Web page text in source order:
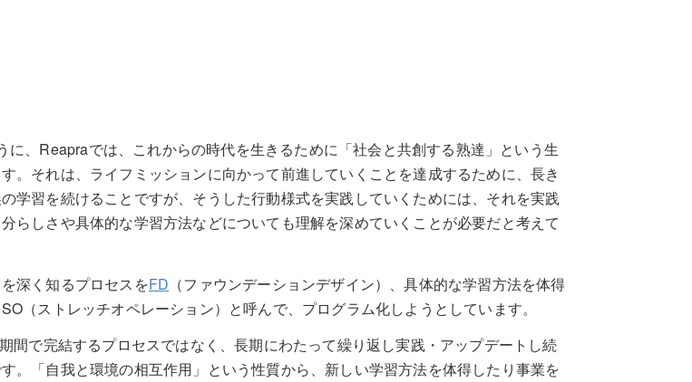
に、Reapraでは、これからの時代を生きるために「社会と共創する熟達」という生
。それは、ライフミッションに向かって前進していくことを達成するために、長き
学習を続けることですが、そうした行動様式を実践していくためには、それを実践
らしさや具体的な学習方法などについても理解を深めていくことが必要だと考えて
深く知るプロセスをFD （ファウンデーションデザイン）、具体的な学習方法を体得
（ストレッチオペレーション）と呼んで、プログラム化しようとしています。
間で完結するプロセスではなく、長期にわたって繰り返し実践・アップデートし続
。「自我と環境の相互作用」という性質から、新しい学習方法を体得したり事業を